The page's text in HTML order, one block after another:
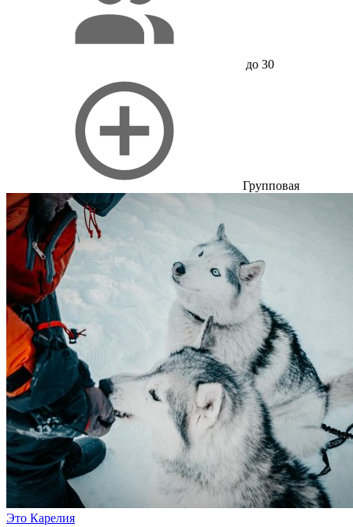
до 30
Групповая
Это Карелия